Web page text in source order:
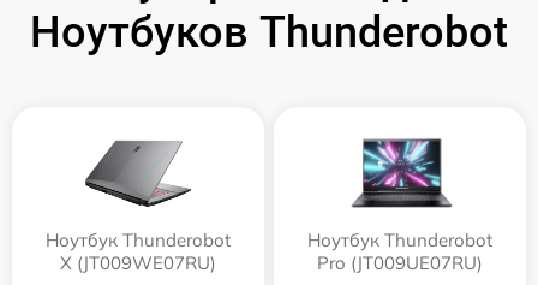
Ноутбуков Thunderobot
Ноутбук Thunderobot
X (JT009WE07RU)
Ноутбук Thunderobot
Pro (JT009UE07RU)